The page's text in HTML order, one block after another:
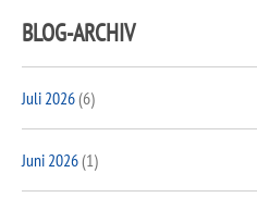
BLOG-ARCHIV
Juli 2026(6)
Juni 2026(1)